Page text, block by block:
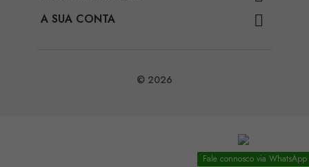
A SUA CONTA 
Fale connosco via WhatsApp
© 2026